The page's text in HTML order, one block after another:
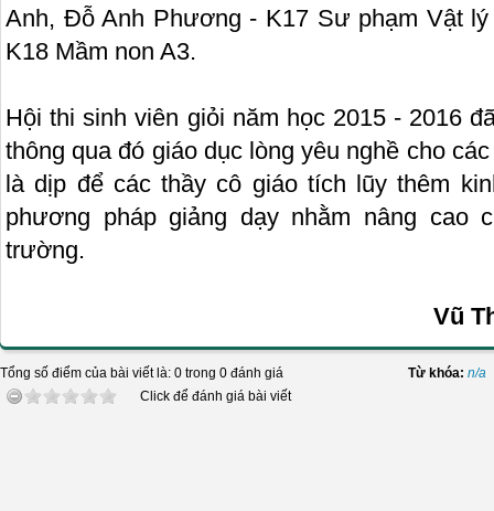
Anh, Đỗ Anh Phương - K17 Sư phạm Vật
K18 Mầm non A3.
Hội thi sinh viên giỏi năm học 2015 - 2016
thông qua đó giáo dục lòng yêu nghề cho
là dịp để các thầy cô giáo tích lũy thêm
phương pháp giảng dạy nhằm nâng cao
trường.
Vũ Thị Kiều Oanh
Tổng số điểm của bài viết là: 0 trong 0 đánh giá
Click để đánh giá bài viết
Từ khóa: n/a